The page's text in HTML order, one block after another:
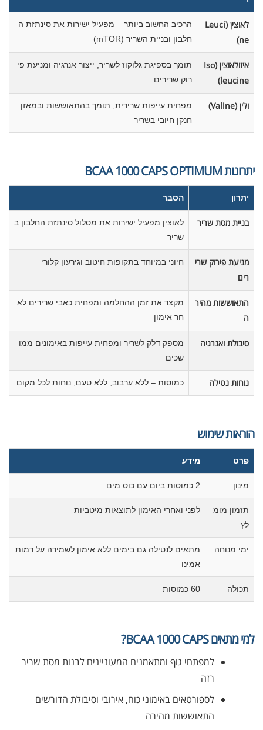
לאוצין (Leuci
ne)
הרכיב החשוב ביותר – מפעיל ישירות את סינתזת ה
חלבון ובניית השריר (mTOR)
איזולאוצין (Iso
leucine)
תומך בספיגת גלוקוז לשריר, ייצור אנרגיה ומניעת פי
רוק שרירים
ולין (Valine)
מפחית עייפות שרירית, תומך בהתאוששות ובמאזן
חנקן חיובי בשריר
יתרונות BCAA 1000 CAPS OPTIMUM
יתרון הסבר
בניית מסת שריר
לאוצין מפעיל ישירות את מסלול סינתזת החלבון ב
שריר
מניעת פירוק שרי
רים
חיוני במיוחד בתקופות חיטוב וגירעון קלורי
התאוששות מהיר
ה
מקצר את זמן ההחלמה ומפחית כאבי שרירים לא
חר אימון
סיבולת ואנרגיה
מספק דלק לשריר ומפחית עייפות באימונים ממו
שכים
נוחות נטילה כמוסות – ללא ערבוב, ללא טעם, נוחות לכל מקום
הוראות שימוש
פרט מידע
מינון 2 כמוסות ביום עם כוס מים
תזמון מומ
לץ
לפני ואחרי האימון לתוצאות מיטביות
ימי מנוחה
מתאים לנטילה גם בימים ללא אימון לשמירה על רמות
אמינו
תכולה 60 כמוסות
למי מתאים BCAA 1000 CAPS?
למפתחי גוף ומתאמנים המעוניינים לבנות מסת שריר
רזה
לספורטאים באימוני כוח, אירובי וסיבולת הדורשים
התאוששות מהירה